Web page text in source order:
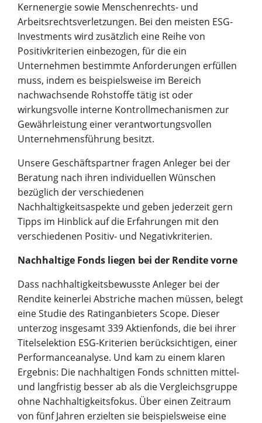
Kernenergie sowie Menschenrechts- und
Arbeitsrechtsverletzungen. Bei den meisten ESG-
Investments wird zusätzlich eine Reihe von
Positivkriterien einbezogen, für die ein
Unternehmen bestimmte Anforderungen erfüllen
muss, indem es beispielsweise im Bereich
nachwachsende Rohstoffe tätig ist oder
wirkungsvolle interne Kontrollmechanismen zur
Gewährleistung einer verantwortungsvollen
Unternehmensführung besitzt.
Unsere Geschäftspartner fragen Anleger bei der
Beratung nach ihren individuellen Wünschen
bezüglich der verschiedenen
Nachhaltigkeitsaspekte und geben jederzeit gern
Tipps im Hinblick auf die Erfahrungen mit den
verschiedenen Positiv- und Negativkriterien.
Nachhaltige Fonds liegen bei der Rendite vorne
Dass nachhaltigkeitsbewusste Anleger bei der
Rendite keinerlei Abstriche machen müssen, belegt
eine Studie des Ratinganbieters Scope. Dieser
unterzog insgesamt 339 Aktienfonds, die bei ihrer
Titelselektion ESG-Kriterien berücksichtigen, einer
Performanceanalyse. Und kam zu einem klaren
Ergebnis: Die nachhaltigen Fonds schnitten mittel-
und langfristig besser ab als die Vergleichsgruppe
ohne Nachhaltigkeitsfokus. Über einen Zeitraum
von fünf Jahren erzielten sie beispielsweise eine